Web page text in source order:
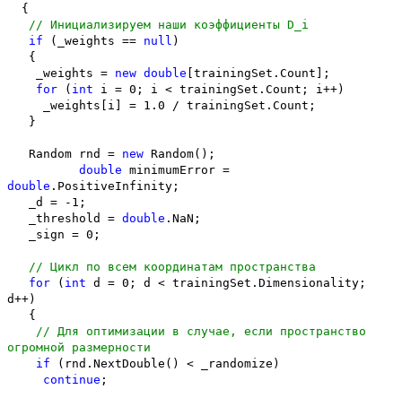
{
// Инициализируем наши коэффициенты D_i
if (_weights == null )
{
_weights = new double [trainingSet.Count];
for ( int i = 0; i < trainingSet.Count; i++)
_weights[i] = 1.0 / trainingSet.Count;
}
Random rnd = new Random();
double minimumError =
double .PositiveInfinity;
_d = -1;
_threshold = double .NaN;
_sign = 0;
// Цикл по всем координатам пространства
for ( int d = 0; d < trainingSet.Dimensionality;
d++)
{
// Для оптимизации в случае, если пространство
огромной размерности
if (rnd.NextDouble() < _randomize)
continue ;